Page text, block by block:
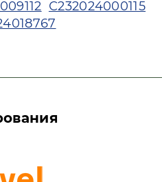
С232024000115